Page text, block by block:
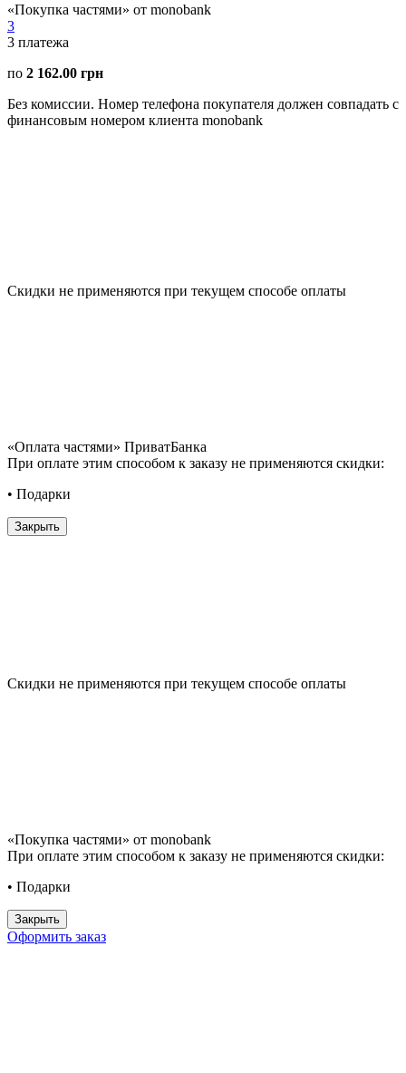
«Покупка частями» от monobank
3
3 платежа
по 2 162.00 грн
Без комиссии. Номер телефона покупателя должен совпадать с
финансовым номером клиента monobank
Скидки не применяются при текущем способе оплаты
«Оплата частями» ПриватБанка
При оплате этим способом к заказу не применяются скидки:
• Подарки
Закрыть
Скидки не применяются при текущем способе оплаты
«Покупка частями» от monobank
При оплате этим способом к заказу не применяются скидки:
• Подарки
Закрыть
Оформить заказ